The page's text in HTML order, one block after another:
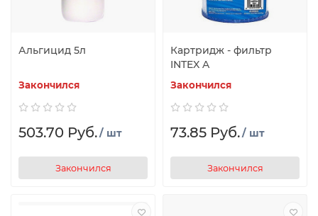
Альгицид 5л
Закончился
503.70 Руб./ шт
Закончился
Картридж - фильтр
INTEX A
Закончился
73.85 Руб./ шт
Закончился